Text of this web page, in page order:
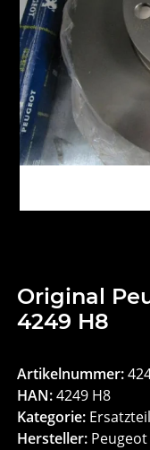
Original
4249 H8
Artikelnummer:
HAN:4249 H8
Kategorie:
Hersteller: Peugeot